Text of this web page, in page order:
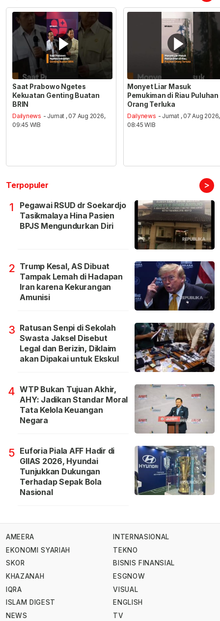
Saat Prabowo Ngetes
Kekuatan Genting Buatan
BRIN
Dailynews - Jumat , 07 Aug 2026,
09:45 WIB
Monyet Liar Masuk
Pemukiman di Riau Puluhan
Orang Terluka
Dailynews - Jumat , 07 Aug 2026,
08:45 WIB
Terpopuler >
1
Pegawai RSUD dr Soekardjo
Tasikmalaya Hina Pasien
BPJS Mengundurkan Diri
2 Trump Kesal, AS Dibuat
Tampak Lemah di Hadapan
Iran karena Kekurangan
Amunisi
3 Ratusan Senpi di Sekolah
Swasta Jaksel Disebut
Legal dan Berizin, Diklaim
akan Dipakai untuk Ekskul
4 WTP Bukan Tujuan Akhir,
AHY: Jadikan Standar Moral
Tata Kelola Keuangan
Negara
5 Euforia Piala AFF Hadir di
GIIAS 2026, Hyundai
Tunjukkan Dukungan
Terhadap Sepak Bola
Nasional
AMEERA
EKONOMI SYARIAH
SKOR
KHAZANAH
IQRA
ISLAM DIGEST
NEWS
INTERNASIONAL
TEKNO
BISNIS FINANSIAL
ESGNOW
VISUAL
ENGLISH
TV